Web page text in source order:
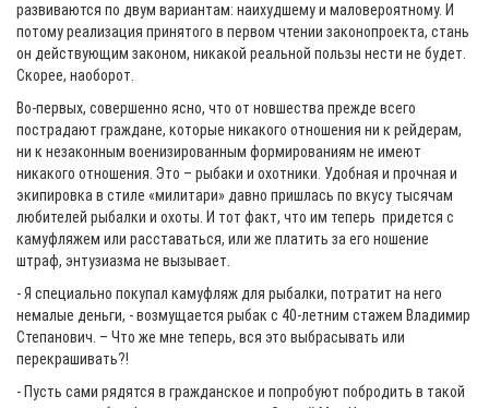
развиваются по двум вариантам: наихудшему и маловероятному. И
потому реализация принятого в первом чтении законопроекта, стань
он действующим законом, никакой реальной пользы нести не будет.
Скорее, наоборот.
Во-первых, совершенно ясно, что от новшества прежде всего
пострадают граждане, которые никакого отношения ни к рейдерам,
ни к незаконным военизированным формированиям не имеют
никакого отношения. Это – рыбаки и охотники. Удобная и прочная и
экипировка в стиле «милитари» давно пришлась по вкусу тысячам
любителей рыбалки и охоты. И тот факт, что им теперь придется с
камуфляжем или расставаться, или же платить за его ношение
штраф, энтузиазма не вызывает.
- Я специально покупал камуфляж для рыбалки, потратит на него
немалые деньги, - возмущается рыбак с 40-летним стажем Владимир
Степанович. – Что же мне теперь, вся это выбрасывать или
перекрашивать?!
- Пусть сами рядятся в гражданское и попробуют побродить в такой